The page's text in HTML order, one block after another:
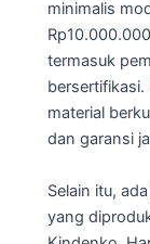
minimalis
termasuk
bersertifikasi.
material
dan garansi
Selain itu,
yang